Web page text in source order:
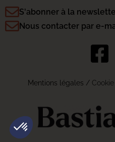
S'abonner à la
Nous contacter par e-
Mentions légales / Cookie